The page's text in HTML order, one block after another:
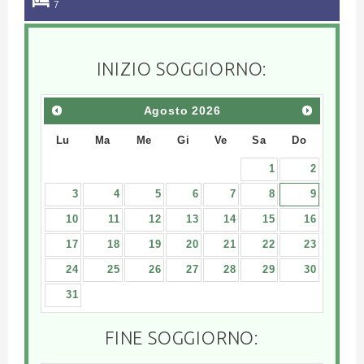
7
INIZIO SOGGIORNO:
Agosto 2026
Lu Ma Me Gi Ve Sa Do
1 2
3 4 5 6 7 8 9
10 11 12 13 14 15 16
17 18 19 20 21 22 23
24 25 26 27 28 29 30
31
FINE SOGGIORNO: